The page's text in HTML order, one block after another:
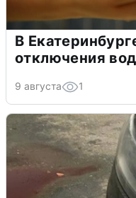
В
отключения
9 августа 1